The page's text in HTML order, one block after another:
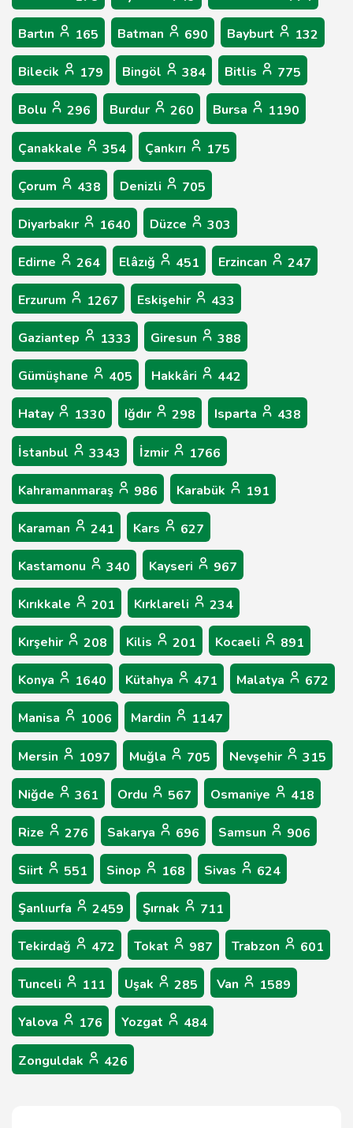
Bartın 165 Batman 690 Bayburt 132
Bilecik 179 Bingöl 384 Bitlis 775
Bolu 296 Burdur 260 Bursa 1190
Çanakkale 354 Çankırı 175
Çorum 438 Denizli 705
Diyarbakır 1640 Düzce 303
Edirne 264 Elâzığ 451 Erzincan 247
Erzurum 1267 Eskişehir 433
Gaziantep 1333 Giresun 388
Gümüşhane 405 Hakkâri 442
Hatay 1330 Iğdır 298 Isparta 438
İstanbul 3343 İzmir 1766
Kahramanmaraş 986 Karabük 191
Karaman 241 Kars 627
Kastamonu 340 Kayseri 967
Kırıkkale 201 Kırklareli 234
Kırşehir 208 Kilis 201 Kocaeli 891
Konya 1640 Kütahya 471 Malatya 672
Manisa 1006 Mardin 1147
Mersin 1097 Muğla 705 Nevşehir 315
Niğde 361 Ordu 567 Osmaniye 418
Rize 276 Sakarya 696 Samsun 906
Siirt 551 Sinop 168 Sivas 624
Şanlıurfa 2459 Şırnak 711
Tekirdağ 472 Tokat 987 Trabzon 601
Tunceli 111 Uşak 285 Van 1589
Yalova 176 Yozgat 484
Zonguldak 426